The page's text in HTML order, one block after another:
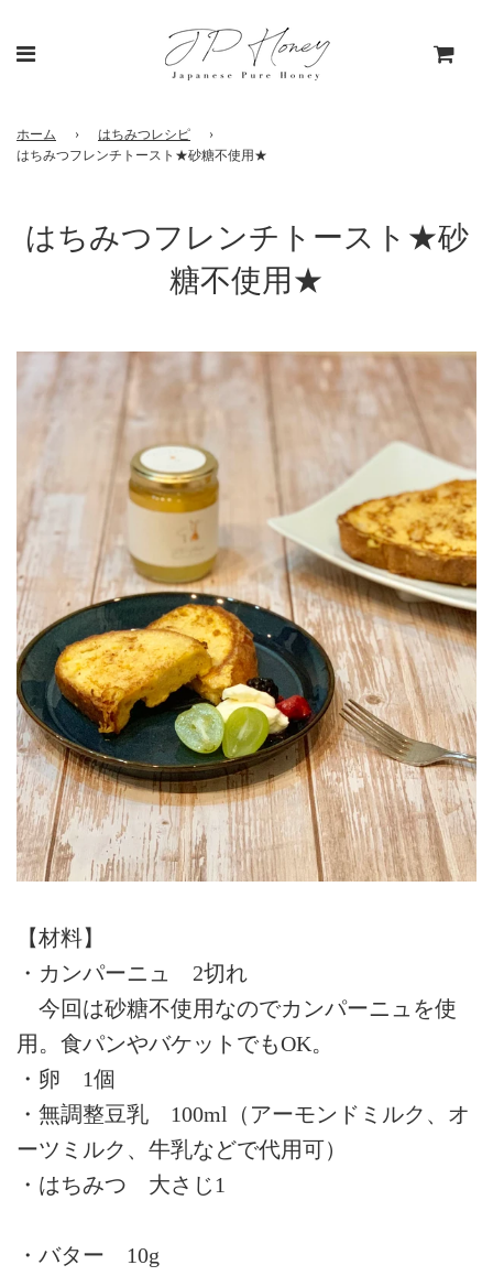
ホーム › はちみつレシピ
›
はちみつフレンチトースト★砂糖不使用★
はちみつフレンチトースト★砂
糖不使用★
【材料】
・カンパーニュ 2切れ
今回は砂糖不使用なのでカンパーニュを使
用。食パンやバケットでもOK。
・卵 1個
・無調整豆乳 100ml（アーモンドミルク、オ
ーツミルク、牛乳などで代用可）
・はちみつ 大さじ1
・バター 10g